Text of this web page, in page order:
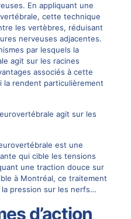
En appliquant une
cette technique
les vertèbres, réduisant
nerveuses adjacentes.
par lesquels la
agit sur les racines
associés à cette
la rendent particulièrement
agit sur les
est une
qui cible les tensions
une traction douce sur
à Montréal, ce traitement
pression sur les nerfs…
d’action